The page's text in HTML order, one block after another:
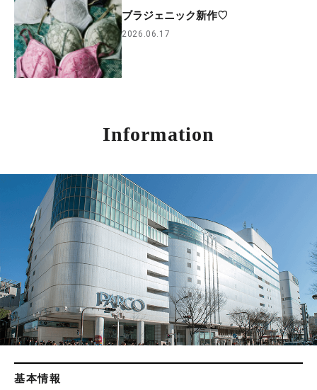
ブラジェニック新作♡
2026.06.17
Information
基本情報